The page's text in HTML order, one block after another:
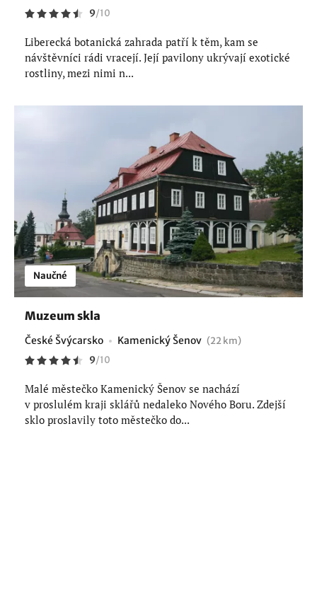
9/10
Liberecká botanická zahrada patří k těm, kam se
návštěvníci rádi vracejí. Její pavilony ukrývají exotické
rostliny, mezi nimi n...
Naučné
Muzeum skla
České Švýcarsko Kamenický Šenov (22 km)
9/10
Malé městečko Kamenický Šenov se nachází
v proslulém kraji sklářů nedaleko Nového Boru. Zdejší
sklo proslavily toto městečko do...